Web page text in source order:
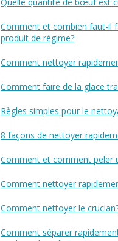
Comment et combien faut-il
produit de régime?
Comment nettoyer
Comment faire de la glace
Règles simples pour le
8 façons de nettoyer
Comment et comment peler
Comment nettoyer
Comment nettoyer le
Comment séparer